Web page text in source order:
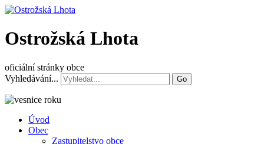
Ostrožská Lhota
oficiální stránky obce
Vyhledávání...
Go
Úvod
Obec
Zastupitelstvo obce